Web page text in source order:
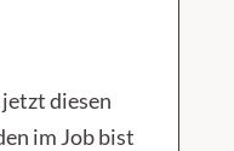
diesen
im Job bist